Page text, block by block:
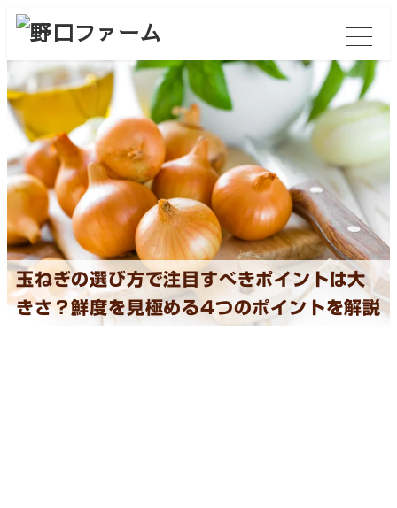
玉ねぎの選び方で注目すべきポイントは大
きさ？鮮度を見極める4つのポイントを解説